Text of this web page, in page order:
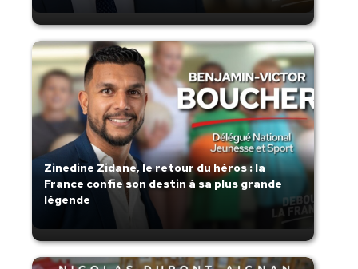
Zinedine Zidane, le retour du héros : la
France confie son destin à sa plus grande
légende